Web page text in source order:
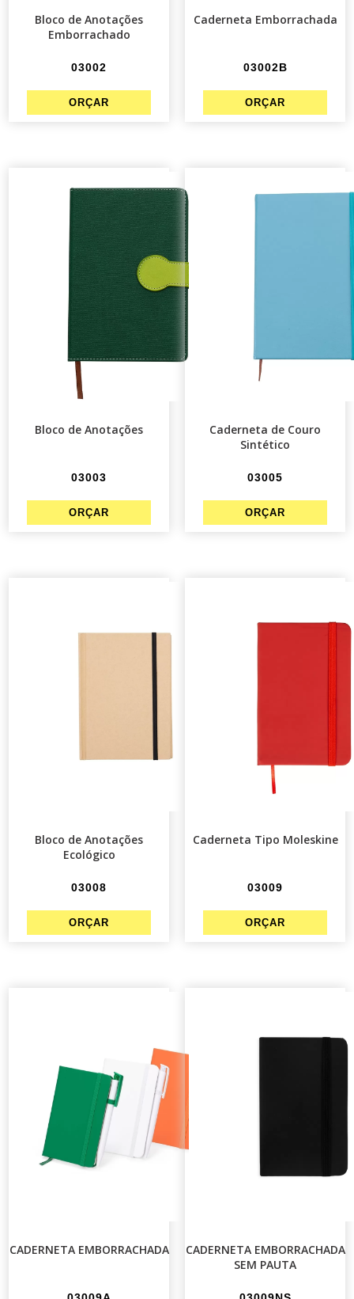
Bloco de Anotações
Emborrachado
03002
Caderneta Emborrachada
03002B
Bloco de Anotações
03003
Caderneta de Couro
Sintético
03005
Bloco de Anotações
Ecológico
03008
Caderneta Tipo Moleskine
03009
CADERNETA EMBORRACHADA
CADERNETA EMBORRACHADA
SEM PAUTA